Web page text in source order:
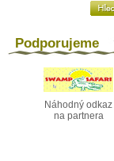
Podporujeme
Náhodný odkaz
na partnera